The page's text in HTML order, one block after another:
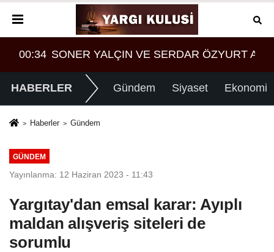
MI?
ARASINDA YEMEK MASASI MI PR ANLAŞMASI
00:34 SONER YALÇIN VE SERDAR ÖZYURT
HABERLER Gündem Siyaset Ekonomi
Haberler Gündem
GÜNDEM
Yayınlanma: 12 Haziran 2023 - 11:43
Yargıtay'dan emsal karar: Ayıplı
maldan alışveriş siteleri de
sorumlu